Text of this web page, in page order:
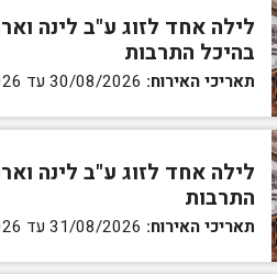
לילה אחד לזוג ע"ב לינה
בהיכל התרבות
תאריכי האירוח:
לילה אחד לזוג ע"ב לינה
התרבות
תאריכי האירוח: